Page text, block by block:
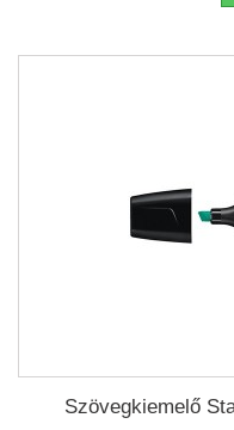
Szövegkiemelő